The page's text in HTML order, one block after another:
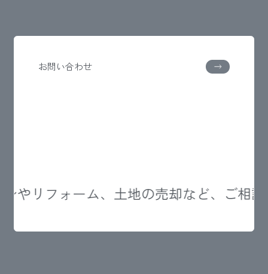
お問い合わせ
やリフォーム、土地の売却など、ご相談